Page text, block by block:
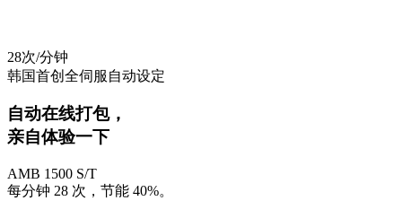
28次/分钟
韩国首创全伺服自动设定
自动在线打包，
亲自体验一下
AMB 1500 S/T
每分钟 28 次，节能 40%。